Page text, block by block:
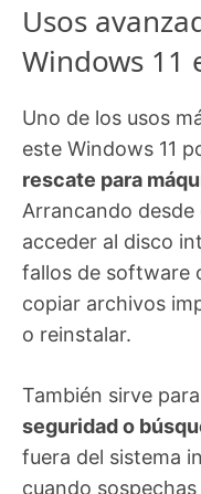
Usos
Windows 11
Uno de los usos
este Windows 11
rescate para
Arrancando desde
acceder al disco
fallos de software
copiar archivos
o reinstalar.
También sirve
seguridad o
fuera del sistema
cuando